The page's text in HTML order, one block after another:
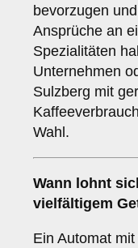
bevorzugen
Ansprüche an
Spezialitäten
Unternehmen
Sulzberg mit
Wahl.
Wann lohnt
vielfältigem
Ein Automat